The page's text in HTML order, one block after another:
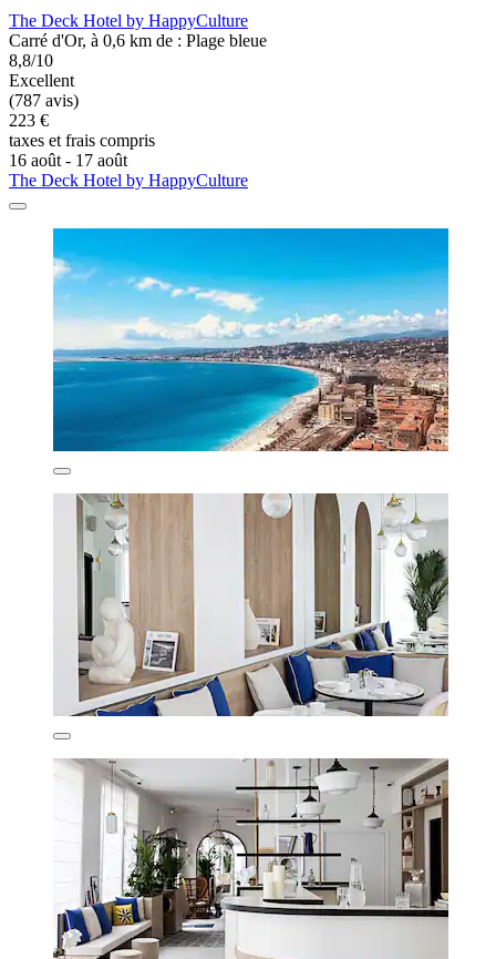
The Deck Hotel by HappyCulture
Carré d'Or, à 0,6 km de : Plage bleue
8,8/10
Excellent
(787 avis)
223 €
taxes et frais compris
16 août - 17 août
The Deck Hotel by HappyCulture